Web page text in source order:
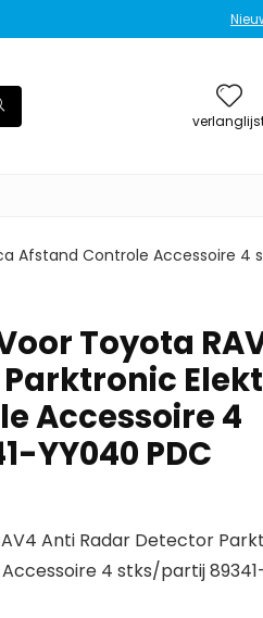
Afstand Controle Accessoire 4
Toyota
Accessoire 4
YY040 PDC
Anti Radar Detector
4 stks/partij